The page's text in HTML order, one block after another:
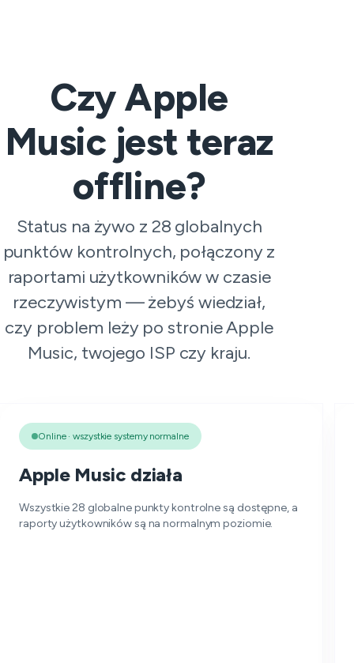
Czy Apple
Music jest teraz
offline?
Status na żywo z 28 globalnych
punktów kontrolnych, połączony z
raportami użytkowników w czasie
rzeczywistym — żebyś wiedział,
czy problem leży po stronie Apple
Music, twojego ISP czy kraju.
Online · wszystkie systemy normalne
Apple Music działa
Wszystkie 28 globalne punkty kontrolne są dostępne, a
raporty użytkowników są na normalnym poziomie.